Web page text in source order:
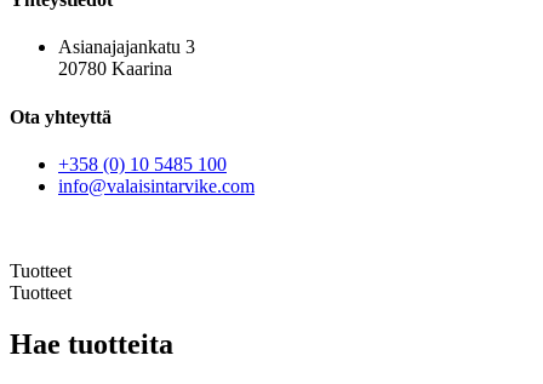
Asianajajankatu 3
20780 Kaarina
Ota yhteyttä
+358 (0) 10 5485 100
info@valaisintarvike.com
Tuotteet
Tuotteet
Hae tuotteita